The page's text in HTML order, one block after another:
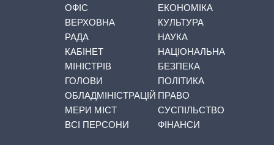
ОФІС
ВЕРХОВНА
РАДА
КАБІНЕТ
МІНІСТРІВ
ГОЛОВИ
ОБЛАДМІНІСТРАЦІЙ
МЕРИ МІСТ
ВСІ ПЕРСОНИ
ЕКОНОМІКА
КУЛЬТУРА
НАУКА
НАЦІОНАЛЬНА
БЕЗПЕКА
ПОЛІТИКА
ПРАВО
СУСПІЛЬСТВО
ФІНАНСИ